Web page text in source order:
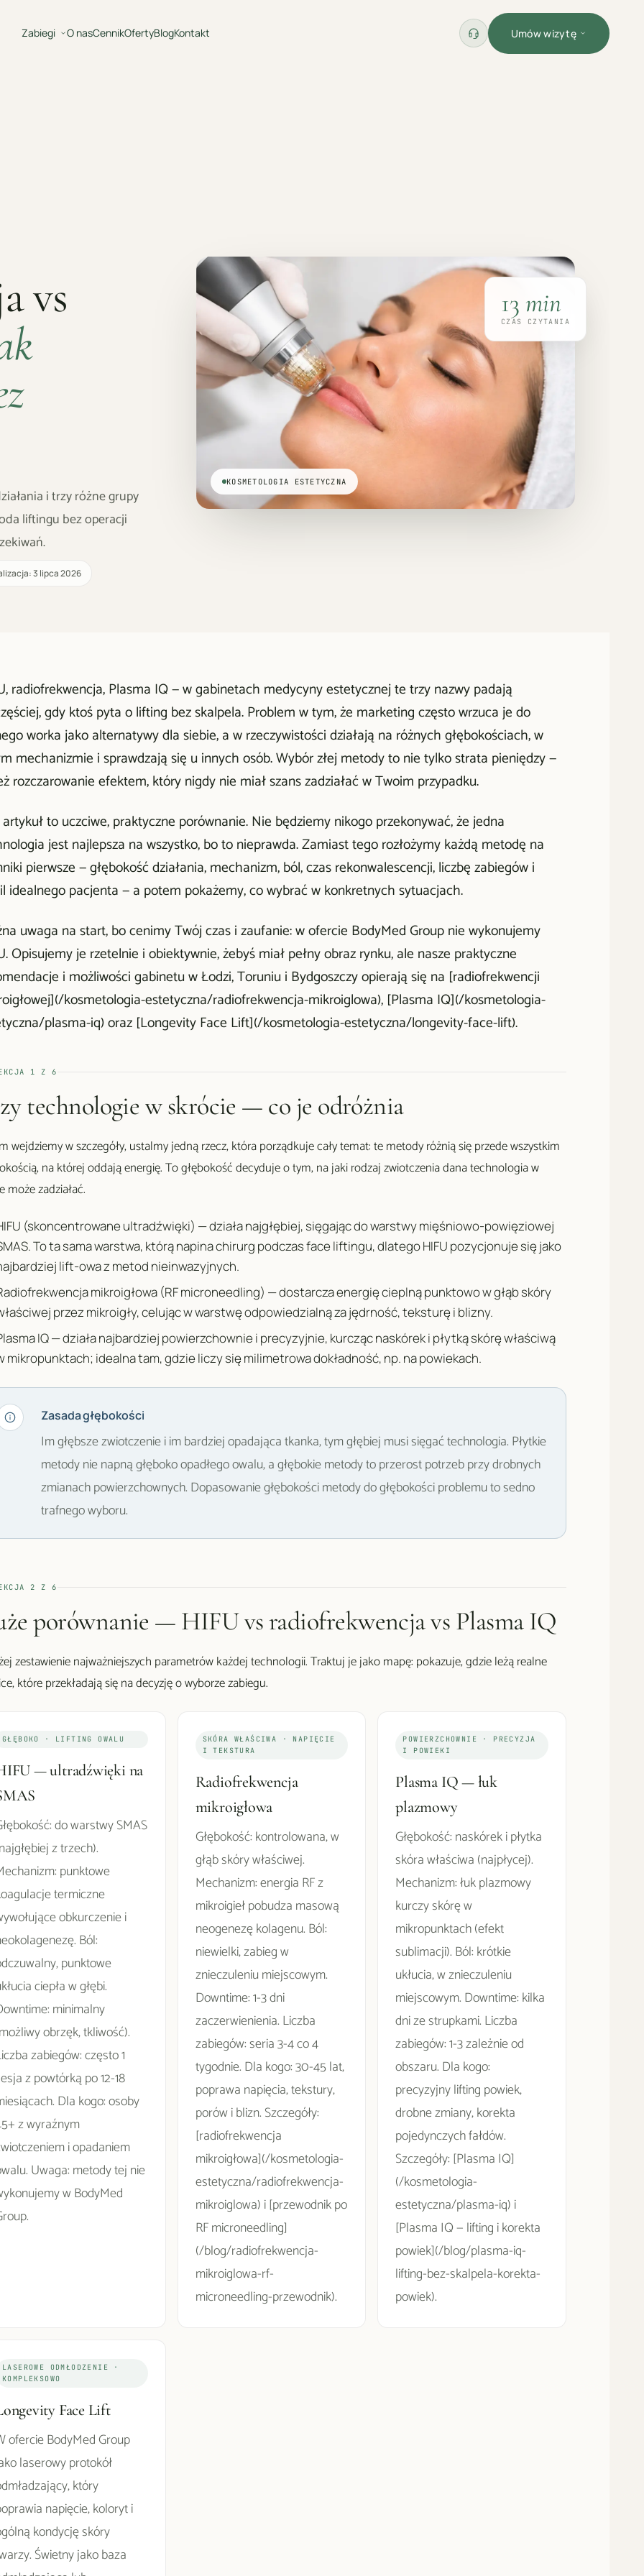
Zabiegi O nasCennikOfertyBlogKontakt Umów wizytę
vs
i trzy różne grupy
liftingu bez operacji
3 lipca 2026
KOSMETOLOGIA ESTETYCZNA
13 min
CZAS CZYTANIA
radiofrekwencja, Plasma IQ — w gabinetach medycyny estetycznej te trzy nazwy padają
gdy ktoś pyta o lifting bez skalpela. Problem w tym, że marketing często wrzuca je do
worka jako alternatywy dla siebie, a w rzeczywistości działają na różnych głębokościach, w
mechanizmie i sprawdzają się u innych osób. Wybór złej metody to nie tylko strata pieniędzy —
rozczarowanie efektem, który nigdy nie miał szans zadziałać w Twoim przypadku.
to uczciwe, praktyczne porównanie. Nie będziemy nikogo przekonywać, że jedna
jest najlepsza na wszystko, bo to nieprawda. Zamiast tego rozłożymy każdą metodę na
pierwsze — głębokość działania, mechanizm, ból, czas rekonwalescencji, liczbę zabiegów i
idealnego pacjenta — a potem pokażemy, co wybrać w konkretnych sytuacjach.
uwaga na start, bo cenimy Twój czas i zaufanie: w ofercie BodyMed Group nie wykonujemy
Opisujemy je rzetelnie i obiektywnie, żebyś miał pełny obraz rynku, ale nasze praktyczne
i możliwości gabinetu w Łodzi, Toruniu i Bydgoszczy opierają się na [radiofrekwencji
kosmetologia-estetyczna/radiofrekwencja-mikroiglowa), [Plasma IQ](/kosmetologia-
plasma-iq) oraz [Longevity Face Lift](/kosmetologia-estetyczna/longevity-face-lift).
1 Z6
technologie w skrócie — co je odróżnia
wejdziemy w szczegóły, ustalmy jedną rzecz, która porządkuje cały temat: te metody różnią się przede wszystkim
na której oddają energię. To głębokość decyduje o tym, na jaki rodzaj zwiotczenia dana technologia w
może zadziałać.
(skoncentrowane ultradźwięki) — działa najgłębiej, sięgając do warstwy mięśniowo-powięziowej
To ta sama warstwa, którą napina chirurg podczas face liftingu, dlatego HIFU pozycjonuje się jako
lift-owa z metod nieinwazyjnych.
mikroigłowa (RF microneedling) — dostarcza energię cieplną punktowo w głąb skóry
przez mikroigły, celując w warstwę odpowiedzialną za jędrność, teksturę i blizny.
IQ — działa najbardziej powierzchownie i precyzyjnie, kurcząc naskórek i płytką skórę właściwą
mikropunktach; idealna tam, gdzie liczy się milimetrowa dokładność, np. na powiekach.
Zasada głębokości
Im głębsze zwiotczenie i im bardziej opadająca tkanka, tym głębiej musi sięgać technologia. Płytkie
metody nie napną głęboko opadłego owalu, a głębokie metody to przerost potrzeb przy drobnych
zmianach powierzchownych. Dopasowanie głębokości metody do głębokości problemu to sedno
trafnego wyboru.
2 Z6
porównanie — HIFU vs radiofrekwencja vs Plasma IQ
zestawienie najważniejszych parametrów każdej technologii. Traktuj je jako mapę: pokazuje, gdzie leżą realne
które przekładają się na decyzję o wyborze zabiegu.
GŁĘBOKO · LIFTING OWALU
— ultradźwięki na
do warstwy SMAS
z trzech).
punktowe
termiczne
obkurczenie i
Ból:
punktowe
ciepła w głębi.
minimalny
obrzęk, tkliwość).
zabiegów: często 1
z powtórką po 12-18
Dla kogo: osoby
z wyraźnym
i opadaniem
Uwaga: metody tej nie
w BodyMed
SKÓRA WŁAŚCIWA · NAPIĘCIE
I TEKSTURA
Radiofrekwencja
mikroigłowa
Głębokość: kontrolowana, w
głąb skóry właściwej.
Mechanizm: energia RF z
mikroigieł pobudza masową
neogenezę kolagenu. Ból:
niewielki, zabieg w
znieczuleniu miejscowym.
Downtime: 1-3 dni
zaczerwienienia. Liczba
zabiegów: seria 3-4 co 4
tygodnie. Dla kogo: 30-45 lat,
poprawa napięcia, tekstury,
porów i blizn. Szczegóły:
[radiofrekwencja
mikroigłowa](/kosmetologia-
estetyczna/radiofrekwencja-
mikroiglowa) i [przewodnik po
RF microneedling]
(/blog/radiofrekwencja-
mikroiglowa-rf-
microneedling-przewodnik).
POWIERZCHOWNIE · PRECYZJA
I POWIEKI
Plasma IQ — łuk
plazmowy
Głębokość: naskórek i płytka
skóra właściwa (najpłycej).
Mechanizm: łuk plazmowy
kurczy skórę w
mikropunktach (efekt
sublimacji). Ból: krótkie
ukłucia, w znieczuleniu
miejscowym. Downtime: kilka
dni ze strupkami. Liczba
zabiegów: 1-3 zależnie od
obszaru. Dla kogo:
precyzyjny lifting powiek,
drobne zmiany, korekta
pojedynczych fałdów.
Szczegóły: [Plasma IQ]
(/kosmetologia-
estetyczna/plasma-iq) i
[Plasma IQ — lifting i korekta
powiek](/blog/plasma-iq-
lifting-bez-skalpela-korekta-
powiek).
LASEROWE ODMŁODZENIE ·
KOMPLEKSOWO
Face Lift
ofercie BodyMed Group
laserowy protokół
który
napięcie, koloryt i
kondycję skóry
Świetny jako baza